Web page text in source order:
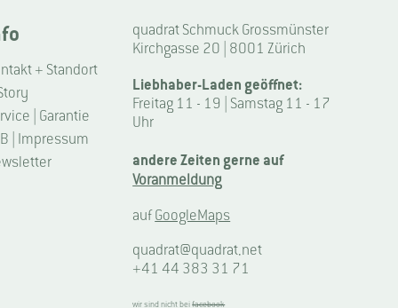
+ Standort
| Garantie
| Impressum
quadrat Schmuck Grossmünster
Kirchgasse 20 | 8001 Zürich
Liebhaber-Laden geöffnet:
Freitag 11 - 19 | Samstag 11 - 17
Uhr
andere Zeiten gerne auf
Voranmeldung
aufGoogleMaps
quadrat@quadrat.net
+41 44 383 31 71
wir sind nicht beifacebook